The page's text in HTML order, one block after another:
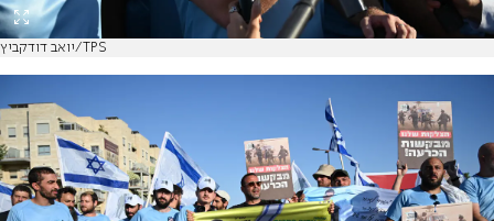
יואב דודקביץ/TPS